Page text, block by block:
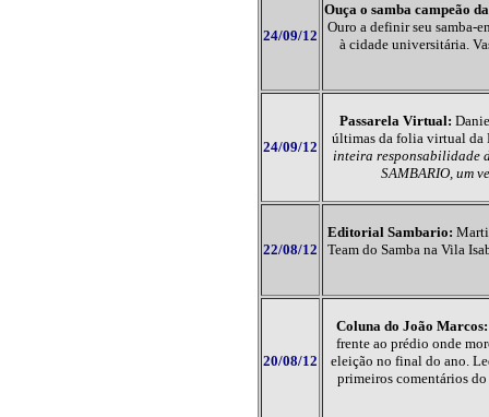
24/09/12
Ouça o samba campeão
Ouro a definir seu samba-
à cidade universitária.
24/09/12
Passarela Virtual:
últimas da folia virtual da
inteira responsabilidade
SAMBARIO, um
22/08/12
Editorial Sambario:
Team do Samba na Vila
20/08/12
Coluna do João Marcos:
frente ao prédio onde
eleição no final do ano.
primeiros comentários